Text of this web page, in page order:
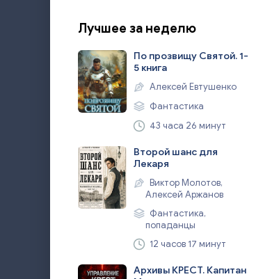
Лучшее за неделю
По прозвищу Святой. 1-
5 книга
Алексей Евтушенко
Фантастика
43 часа 26 минут
Второй шанс для
Лекаря
Виктор Молотов,
Алексей Аржанов
Фантастика,
попаданцы
12 часов 17 минут
Архивы КРЕСТ. Капитан